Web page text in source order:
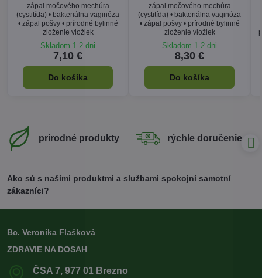
zápal močového mechúra
(cystitída) • bakteriálna vaginóza
• zápal pošvy • prírodné bylinné
zloženie vložiek
Skladom 1-2 dni
7,10 €
Do košíka
zápal močového mechúra
(cystitída) • bakteriálna vaginóza
• zápal pošvy • prírodné bylinné
zloženie vložiek
Skladom 1-2 dni
8,30 €
Do košíka
prírodné produkty rýchle doručenie
Ako sú s našimi produktmi a službami spokojní samotní
zákazníci?
Bc. Veronika Flašková
ZDRAVIE NA DOSAH
ČSA 7, 977 01 Brezno